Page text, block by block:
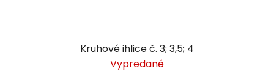
Kruhové ihlice č. 3; 3,5; 4
Vypredané